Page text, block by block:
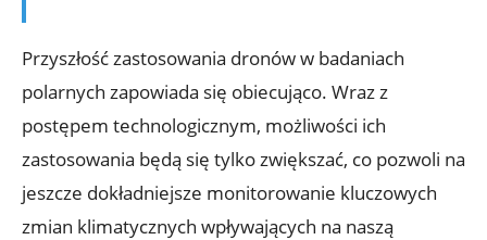
Przyszłość zastosowania dronów w badaniach
polarnych zapowiada się obiecująco. Wraz z
postępem technologicznym,‍ możliwości ich
zastosowania będą się⁢ tylko zwiększać, co pozwoli ⁤na
jeszcze dokładniejsze monitorowanie‍ kluczowych
zmian​ klimatycznych wpływających⁣ na naszą